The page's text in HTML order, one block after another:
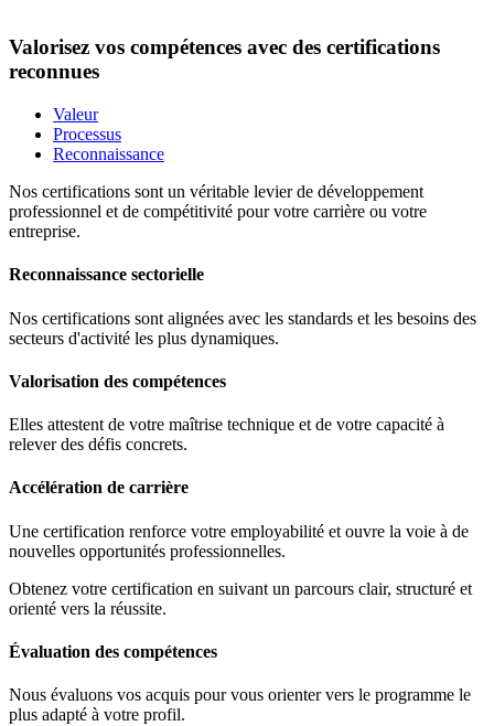
Valorisez vos compétences avec des certifications
reconnues
Valeur
Processus
Reconnaissance
Nos certifications sont un véritable levier de développement
professionnel et de compétitivité pour votre carrière ou votre
entreprise.
Reconnaissance sectorielle
Nos certifications sont alignées avec les standards et les besoins des
secteurs d'activité les plus dynamiques.
Valorisation des compétences
Elles attestent de votre maîtrise technique et de votre capacité à
relever des défis concrets.
Accélération de carrière
Une certification renforce votre employabilité et ouvre la voie à de
nouvelles opportunités professionnelles.
Obtenez votre certification en suivant un parcours clair, structuré et
orienté vers la réussite.
Évaluation des compétences
Nous évaluons vos acquis pour vous orienter vers le programme le
plus adapté à votre profil.